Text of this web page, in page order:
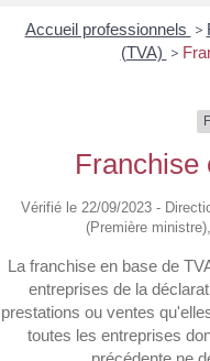
Accueil professionnels >
(TVA) >
Franchise
Vérifié le 22/09/2023 -
(Première
La franchise en base de
entreprises de la
prestations ou ventes
toutes les entreprises